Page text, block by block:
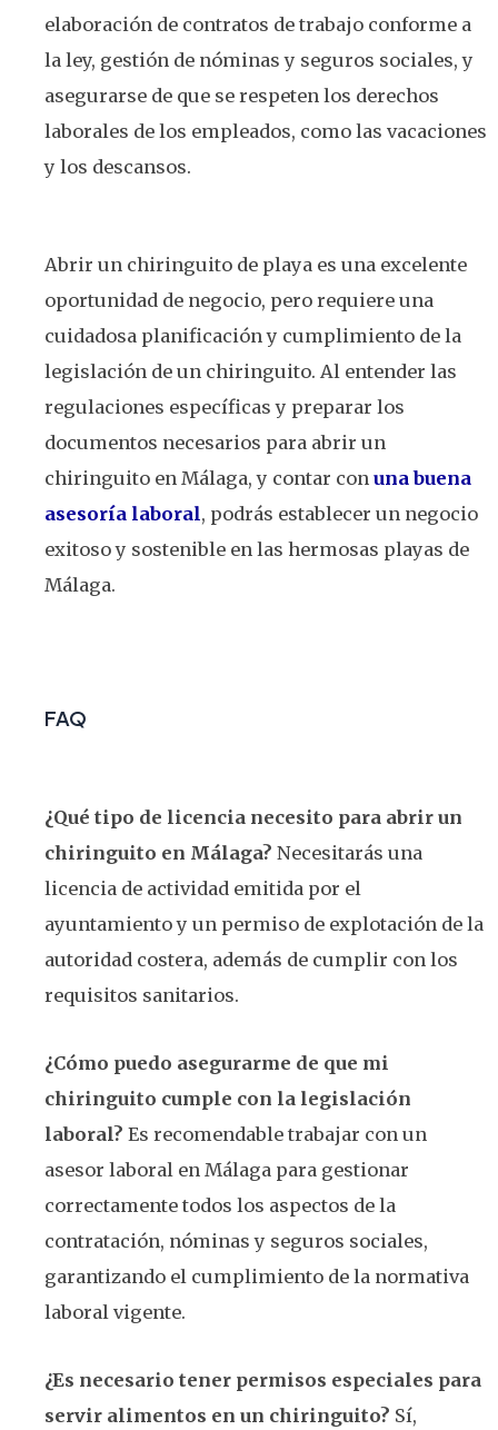
elaboración de contratos de trabajo conforme a
la ley, gestión de nóminas y seguros sociales, y
asegurarse de que se respeten los derechos
laborales de los empleados, como las vacaciones
y los descansos.
Abrir un chiringuito de playa es una excelente
oportunidad de negocio, pero requiere una
cuidadosa planificación y cumplimiento de la
legislación de un chiringuito. Al entender las
regulaciones específicas y preparar los
documentos necesarios para abrir un
chiringuito en Málaga, y contar con una buena
asesoría laboral, podrás establecer un negocio
exitoso y sostenible en las hermosas playas de
Málaga.
FAQ
¿Qué tipo de licencia necesito para abrir un
chiringuito en Málaga? Necesitarás una
licencia de actividad emitida por el
ayuntamiento y un permiso de explotación de la
autoridad costera, además de cumplir con los
requisitos sanitarios.
¿Cómo puedo asegurarme de que mi
chiringuito cumple con la legislación
laboral? Es recomendable trabajar con un
asesor laboral en Málaga para gestionar
correctamente todos los aspectos de la
contratación, nóminas y seguros sociales,
garantizando el cumplimiento de la normativa
laboral vigente.
¿Es necesario tener permisos especiales para
servir alimentos en un chiringuito? Sí,